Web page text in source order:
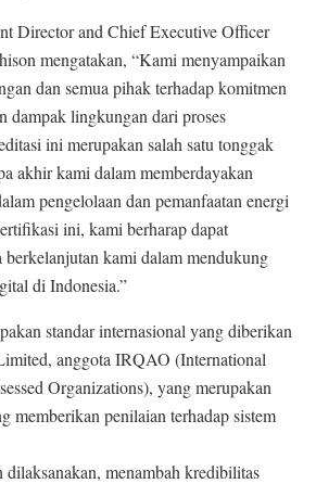
Director and Chief Executive Officer
mengatakan, “Kami menyampaikan
dan semua pihak terhadap komitmen
dampak lingkungan dari proses
ini merupakan salah satu tonggak
akhir kami dalam memberdayakan
pengelolaan dan pemanfaatan energi
ini, kami berharap dapat
berkelanjutan kami dalam mendukung
di Indonesia.”
standar internasional yang diberikan
anggota IRQAO (International
Organizations), yang merupakan
memberikan penilaian terhadap sistem
dilaksanakan, menambah kredibilitas